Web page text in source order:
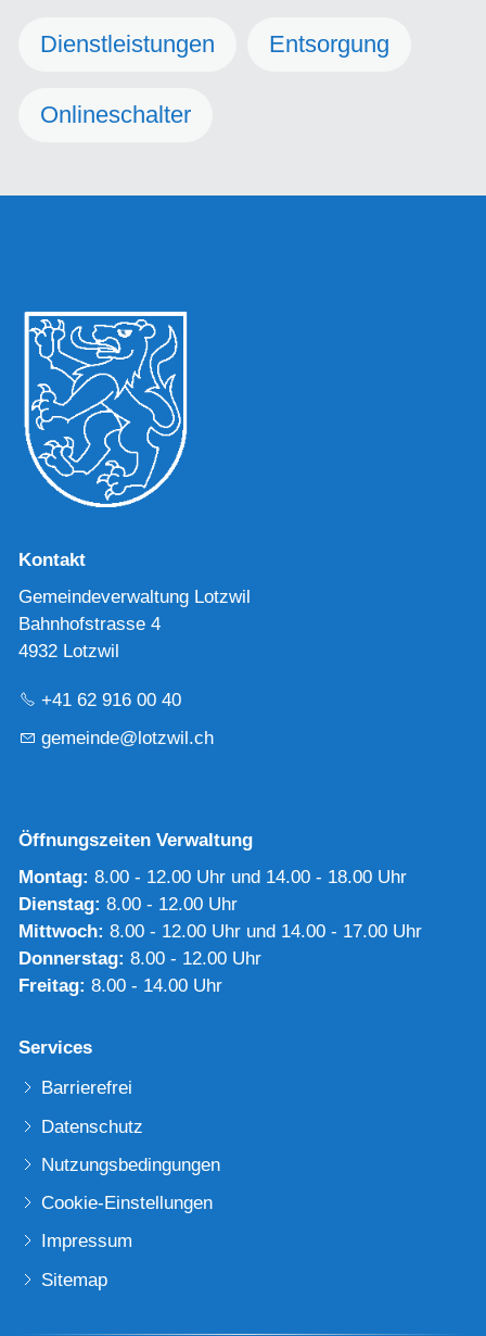
Dienstleistungen Entsorgung
Onlineschalter
Kontakt
Gemeindeverwaltung Lotzwil
Bahnhofstrasse 4
4932 Lotzwil
+41 62 916 00 40
g m nd l tzw l ch
Öffnungszeiten Verwaltung
Montag: 8.00 - 12.00 Uhr und 14.00 - 18.00 Uhr
Dienstag: 8.00 - 12.00 Uhr
Mittwoch: 8.00 - 12.00 Uhr und 14.00 - 17.00 Uhr
Donnerstag: 8.00 - 12.00 Uhr
Freitag: 8.00 - 14.00 Uhr
Services
Barrierefrei
Datenschutz
Nutzungsbedingungen
Cookie-Einstellungen
Impressum
Sitemap